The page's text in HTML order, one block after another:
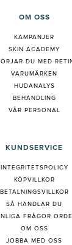
OM OSS
KAMPANJER
SKIN ACADEMY
DU MED
VARUMÄRKEN
HUDANALYS
BEHANDLING
VÅR PERSONAL
KUNDSERVICE
INTEGRITETSPOLICY
KÖPVILLKOR
BETALNINGSVILLKOR
SÅ HANDLAR DU
FRÅGOR
OM OSS
JOBBA MED OSS